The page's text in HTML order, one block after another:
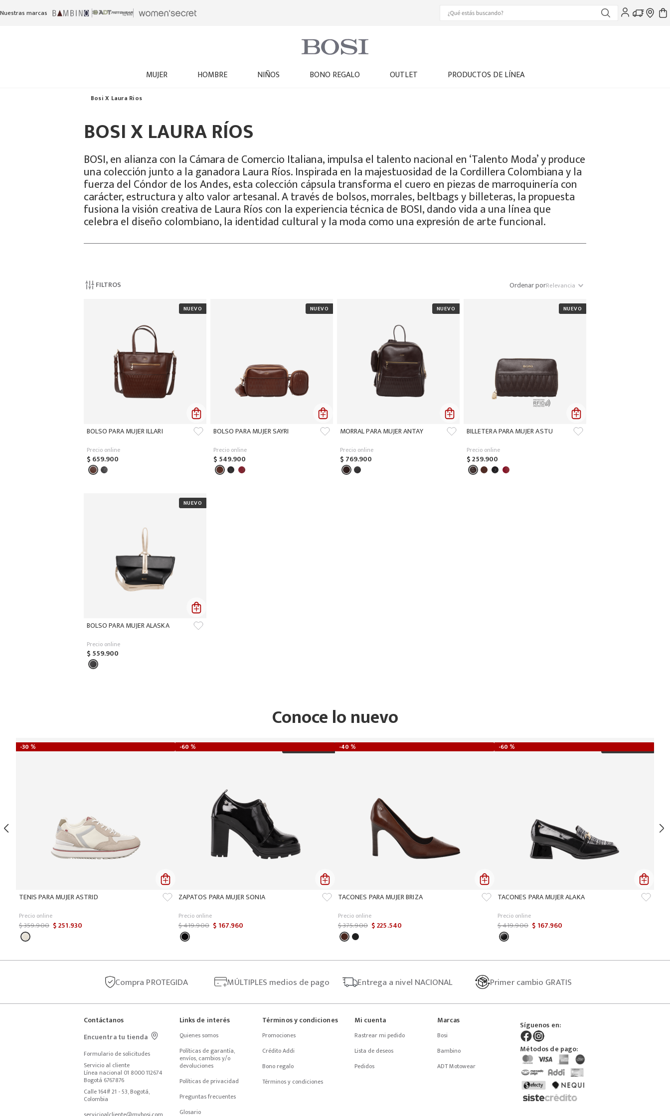
Nuestras marcas
MUJER HOMBRE NIÑOS BONO REGALO OUTLET PRODUCTOS DE LÍNEA
Bosi X Laura Rios
BOSI X LAURA RÍOS
BOSI, en alianza con la Cámara de Comercio Italiana, impulsa el talento nacional en ‘Talento Moda’ y produce
una colección junto a la ganadora Laura Ríos. Inspirada en la majestuosidad de la Cordillera Colombiana y la
fuerza del Cóndor de los Andes, esta colección cápsula transforma el cuero en piezas de marroquinería con
carácter, estructura y alto valor artesanal. A través de bolsos, morrales, beltbags y billeteras, la propuesta
fusiona la visión creativa de Laura Ríos con la experiencia técnica de BOSI, dando vida a una línea que
celebra el diseño colombiano, la identidad cultural y la moda como una expresión de arte funcional.
FILTROS Ordenar porRelevancia
BOLSO PARA MUJER ILLARI
Precio online
$ 659.900
BOLSO PARA MUJER SAYRI
Precio online
$ 549.900
MORRAL PARA MUJER ANTAY
Precio online
$ 769.900
BILLETERA PARA MUJER ASTU
Precio online
$259.900
BOLSO PARA MUJER ALASKA
Precio online
$ 559.900
Conoce lo nuevo
-30 %
TENIS PARA MUJER ASTRID
Precio online
$359.900 $251.930
-60 %
ZAPATOS PARA MUJER SONIA
Precio online
$419.900 $ 167.960
-40 %
TACONES PARA MUJER BRIZA
Precio online
$375.900 $225.540
-60 %
TACONES PARA MUJER ALAKA
Precio online
$419.900 $ 167.960
Compra PROTEGIDA MÚLTIPLES medios de pago Entrega a nivel NACIONAL Primercambio GRATIS
Contáctanos
Encuentra tu tienda
Formulario de solicitudes
Servicio al cliente
Línea nacional 01 8000 112674
Bogotá 6767876
Calle 164# 21 - 53, Bogotá,
Colombia
Links de interés
Quienes somos
Políticas de garantía,
envíos, cambios y/o
devoluciones
Políticas de privacidad
Preguntas frecuentes
Glosario
Términos y condiciones
Promociones
Crédito Addi
Bono regalo
Términos y condiciones
Mi cuenta
Rastrear mi pedido
Lista de deseos
Pedidos
Marcas
Bosi
Bambino
ADT Motowear
Síguenos en:
Métodos de pago: